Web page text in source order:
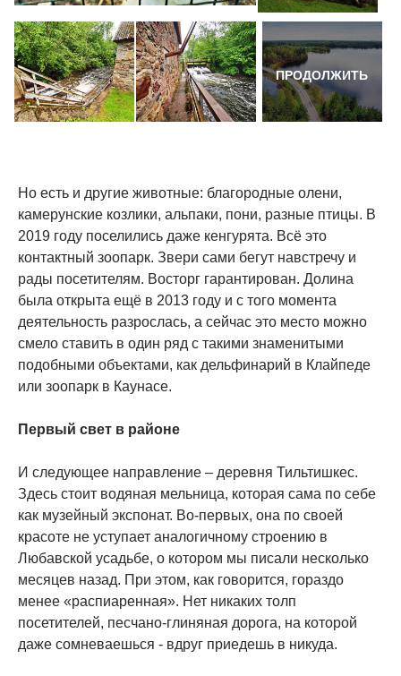
ПРОДОЛЖИТЬ
Но есть и другие животные: благородные олени,
камерунские козлики, альпаки, пони, разные птицы. В
2019 году поселились даже кенгурята. Всё это
контактный зоопарк. Звери сами бегут навстречу и
рады посетителям. Восторг гарантирован. Долина
была открыта ещё в 2013 году и с того момента
деятельность разрослась, а сейчас это место можно
смело ставить в один ряд с такими знаменитыми
подобными объектами, как дельфинарий в Клайпеде
или зоопарк в Каунасе.
Первый свет в районе
И следующее направление – деревня Тильтишкес.
Здесь стоит водяная мельница, которая сама по себе
как музейный экспонат. Во-первых, она по своей
красоте не уступает аналогичному строению в
Любавской усадьбе, о котором мы писали несколько
месяцев назад. При этом, как говорится, гораздо
менее «распиаренная». Нет никаких толп
посетителей, песчано-глиняная дорога, на которой
даже сомневаешься - вдруг приедешь в никуда.